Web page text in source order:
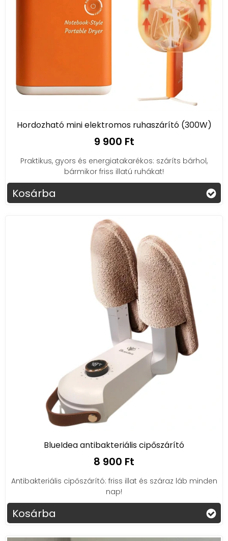
Hordozható mini elektromos ruhaszárító (300W)
9 900 Ft
Praktikus, gyors és energiatakarékos: száríts bárhol,
bármikor friss illatú ruhákat!
Kosárba
BlueIdea antibakteriális cipőszárító
8 900 Ft
Antibakteriális cipőszárító: friss illat és száraz láb minden
nap!
Kosárba